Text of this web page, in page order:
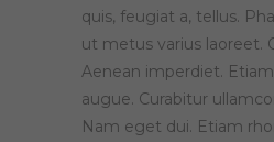
quis, feugiat a, tellus.
ut metus varius laoreet.
Aenean imperdiet.
augue. Curabitur
Nam eget dui. Etiam